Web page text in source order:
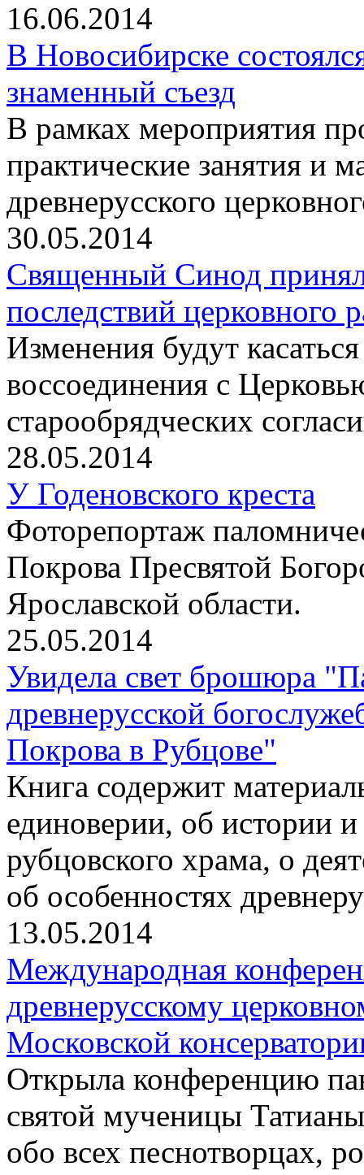
16.06.2014
В Новосибирске
знаменный съезд
В рамках мероприятия
практические занятия и
древнерусского
30.05.2014
Священный Синод
последствий церковного
Изменения будут
воссоединения с
старообрядческих
28.05.2014
У Годеновского креста
Фоторепортаж
Покрова Пресвятой
Ярославской области.
25.05.2014
Увидела свет брошюра
древнерусской
Покрова в Рубцове"
Книга содержит
единоверии, об истории
рубцовского храма, о
об особенностях
13.05.2014
Международная
древнерусскому
Московской
Открыла конференцию
святой мученицы
обо всех песнотворцах,